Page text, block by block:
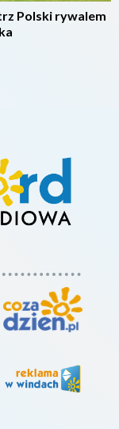
Polski rywalem